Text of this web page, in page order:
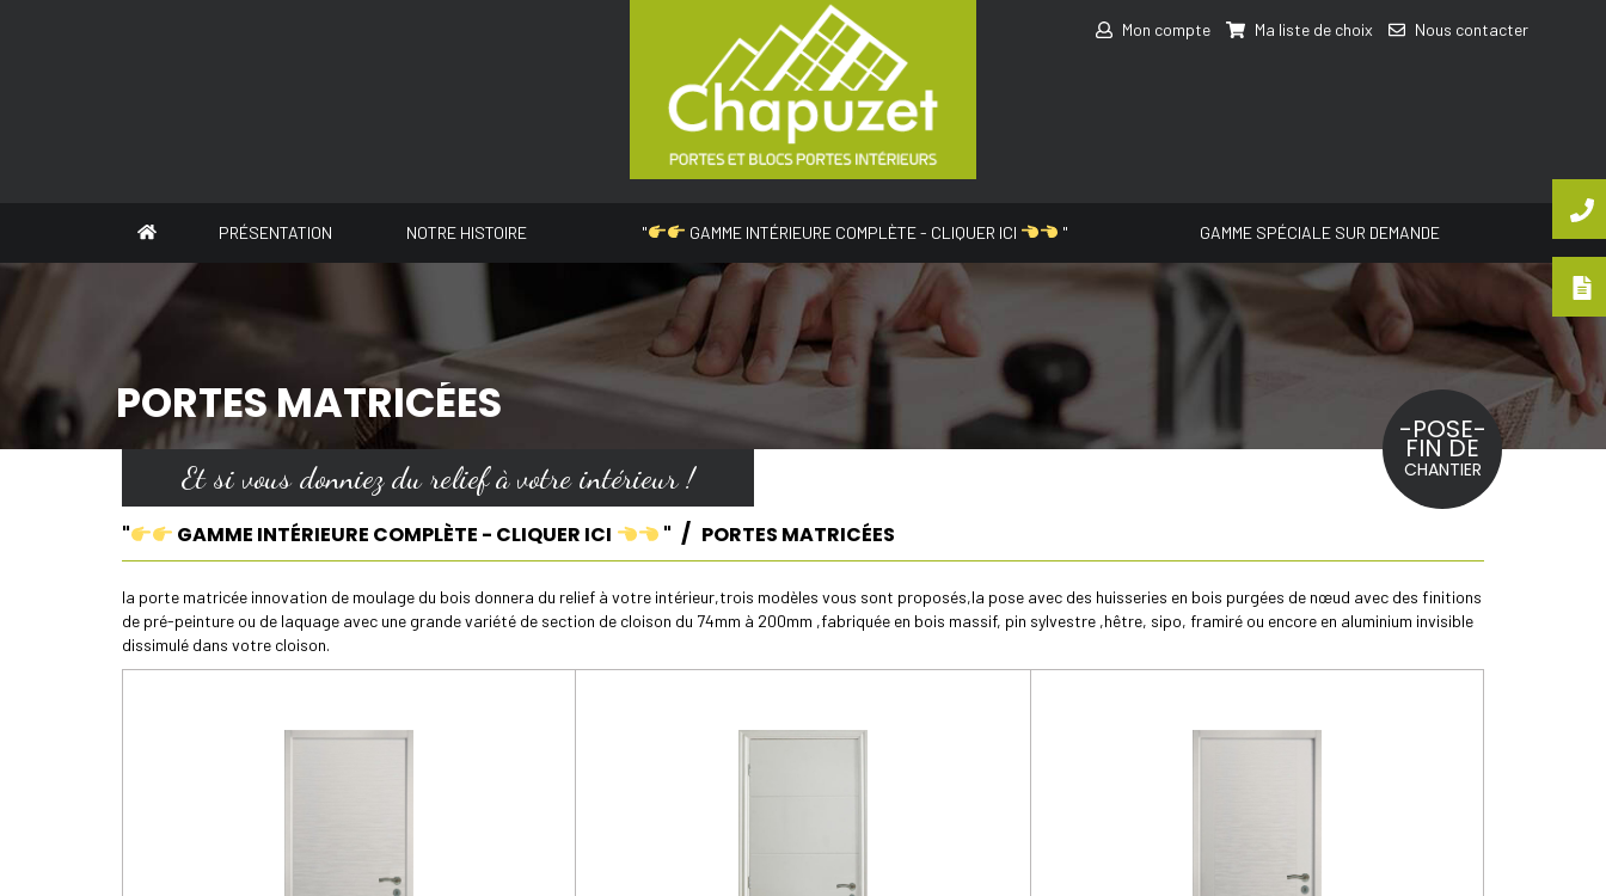
Mon compte Ma liste de choix Nous contacter
PRÉSENTATION NOTRE HISTOIRE " GAMME INTÉRIEURE COMPLÈTE - CLIQUER ICI " GAMME SPÉCIALE SUR DEMANDE
PORTES MATRICÉES
Et si vous donniez du relief à votre intérieur !
-POSE-
FIN DE
CHANTIER
" GAMME INTÉRIEURE COMPLÈTE - CLIQUER ICI " PORTES MATRICÉES
la porte matricée innovation de moulage du bois donnera du relief à votre intérieur,trois modèles vous sont proposés,la pose avec des huisseries en bois purgées de nœud avec des finitions
de pré-peinture ou de laquage avec une grande variété de section de cloison du 74mm à 200mm ,fabriquée en bois massif, pin sylvestre ,hêtre, sipo, framiré ou encore en aluminium invisible
dissimulé dans votre cloison.